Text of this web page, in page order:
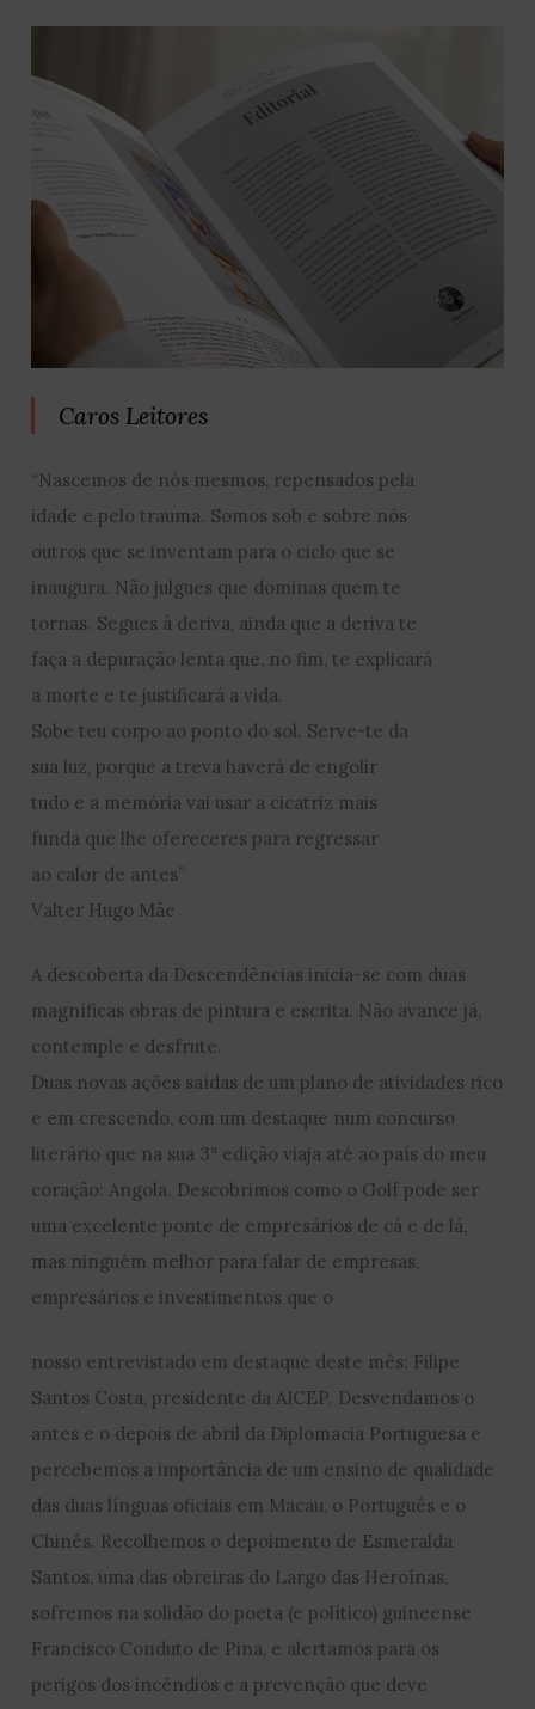
Caros Leitores
“Nascemos de nós mesmos, repensados pela
idade e pelo trauma. Somos sob e sobre nós
outros que se inventam para o ciclo que se
inaugura. Não julgues que dominas quem te
tornas. Segues à deriva, ainda que a deriva te
faça a depuração lenta que, no fim, te explicará
a morte e te justificará a vida.
Sobe teu corpo ao ponto do sol. Serve-te da
sua luz, porque a treva haverá de engolir
tudo e a memória vai usar a cicatriz mais
funda que lhe ofereceres para regressar
ao calor de antes”
Valter Hugo Mãe
A descoberta da Descendências inicia-se com duas
magníficas obras de pintura e escrita. Não avance já,
contemple e desfrute.
Duas novas ações saídas de um plano de atividades rico
e em crescendo, com um destaque num concurso
literário que na sua 3ª edição viaja até ao país do meu
coração: Angola. Descobrimos como o Golf pode ser
uma excelente ponte de empresários de cá e de lá,
mas ninguém melhor para falar de empresas,
empresários e investimentos que o
nosso entrevistado em destaque deste mês: Filipe
Santos Costa, presidente da AICEP. Desvendamos o
antes e o depois de abril da Diplomacia Portuguesa e
percebemos a importância de um ensino de qualidade
das duas línguas oficiais em Macau, o Português e o
Chinês. Recolhemos o depoimento de Esmeralda
Santos, uma das obreiras do Largo das Heroínas,
sofremos na solidão do poeta (e político) guineense
Francisco Conduto de Pina, e alertamos para os
perigos dos incêndios e a prevenção que deve